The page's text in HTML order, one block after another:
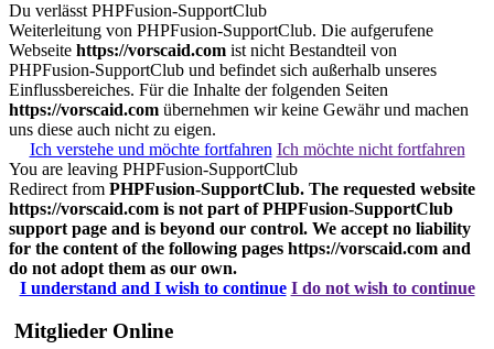
Du verlässt PHPFusion-SupportClub
Weiterleitung von PHPFusion-SupportClub. Die aufgerufene
Webseite https://vorscaid.com ist nicht Bestandteil von
PHPFusion-SupportClub und befindet sich außerhalb unseres
Einflussbereiches. Für die Inhalte der folgenden Seiten
https://vorscaid.com übernehmen wir keine Gewähr und machen
uns diese auch nicht zu eigen.
Ich verstehe und möchte fortfahren Ich möchte nicht fortfahren
You are leaving PHPFusion-SupportClub
Redirect from PHPFusion-SupportClub. The requested website
https://vorscaid.com is not part of PHPFusion-SupportClub
support page and is beyond our control. We accept no liability
for the content of the following pages https://vorscaid.com and
do not adopt them as our own.
I understand and I wish to continue I do not wish to continue
Mitglieder Online